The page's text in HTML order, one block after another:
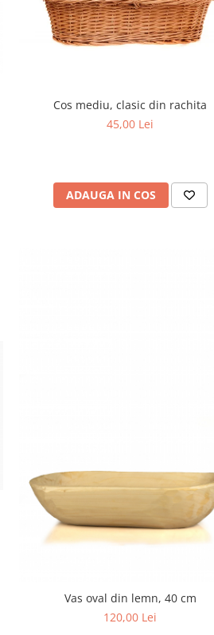
Cos mediu, clasic din rachita
45,00 Lei
ADAUGA IN COS
Vas oval din lemn, 40 cm
120,00 Lei